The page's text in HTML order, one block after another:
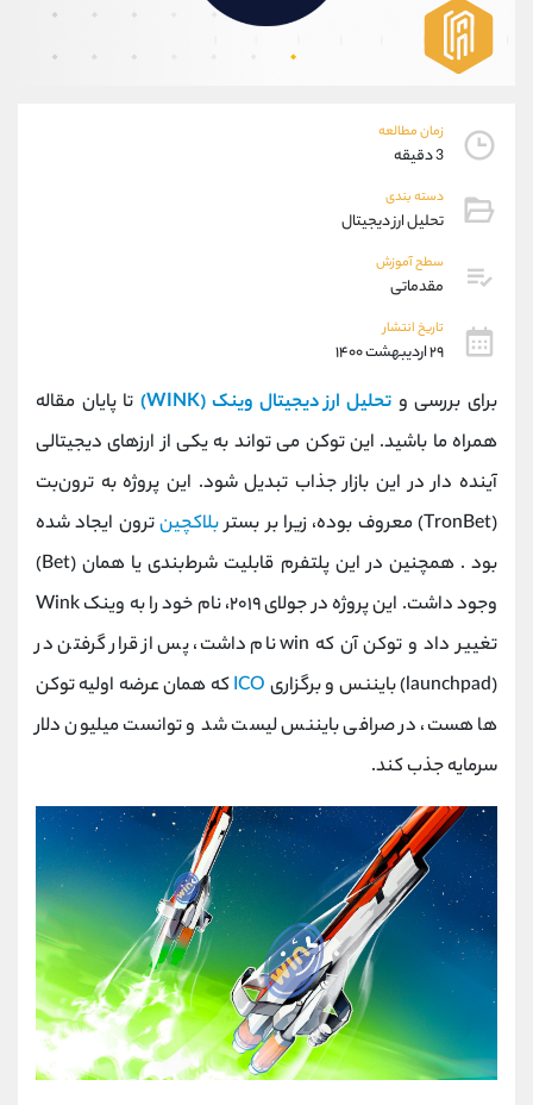
زمان مطالعه
3 دقیقه
دسته بندی
تحلیل ارز دیجیتال
سطح آموزش
مقدماتی
تاریخ انتشار
۲۹ اردیبهشت ۱۴۰۰
برای بررسی وتحلیل ارز دیجیتال وینک (WINK)
تا پایان مقاله
همراه ما باشید. این توکن می تواند به یکی از ارزهای دیجیتالی
آینده دار در این بازار جذاب تبدیل شود. این پروژه به ترون‌بت
(TronBet) معروف بوده، زیرا بر بستر
بلاکچینترون ایجاد شده
بود . همچنین در این پلتفرم قابلیت شرط‌بندی یا همان (Bet)
وجود داشت. این پروژه در جولای ۲۰۱۹، نام خود را به وینک Wink
تغییر داد و توکن آن که win نام داشت، پس از قرار گرفتن در
(launchpad) بایننس و برگزاری
ICOکه همان عرضه اولیه توکن
ها هست، در صرافی بایننس لیست شد و توانست میلیون دلار
سرمایه جذب کند.
واتساپ
تلگرام @Armteam_admin_33
پشتیبان فروش
موبایل
واتساپ
داخلی
اطلاعات تماس (دفتر فروش)
تلفن 021-22021030
بدون پیش شماره 90001030
اینستاگرام @alireza.mehrabii
کانال تلگرام @alirezamehrabi_com